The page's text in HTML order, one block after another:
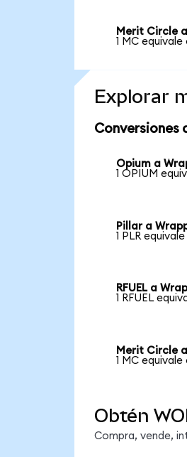
Merit Circle
1 MC equivale
Explorar
Conversiones
Opium a
1 OPIUM
Pillar a
1 PLR
RFUEL a
1 RFUEL
Merit Circle
1 MC equivale
Obtén
Compra, vende,